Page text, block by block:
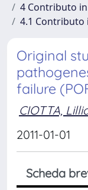
4 Contributo
4.1 Contributo
Original
failure
CIOTTA,
2011-01-01
Scheda